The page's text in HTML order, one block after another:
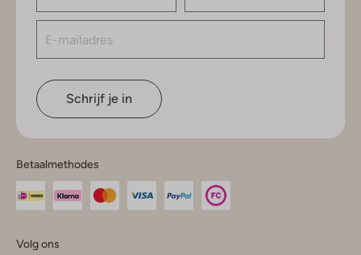
Schrijf je in
Betaalmethodes
Volg ons